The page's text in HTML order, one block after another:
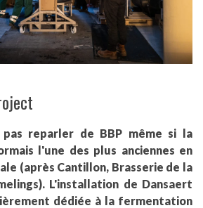
reparler de BBP même si la
l'une des plus anciennes en
(après Cantillon, Brasserie de la
L'installation de Dansaert
dédiée à la fermentation